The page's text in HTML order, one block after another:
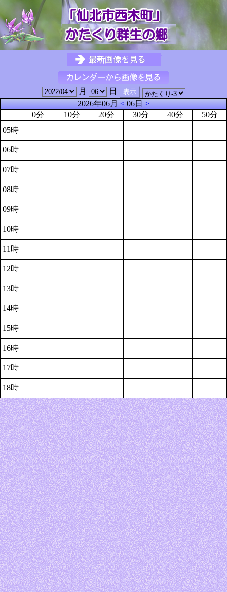
月
日
2026年06月<06日>
0分
10分 20分 30分 40分
50分
05時
06時
07時
08時
09時
10時
11時
12時
13時
14時
15時
16時
17時
18時